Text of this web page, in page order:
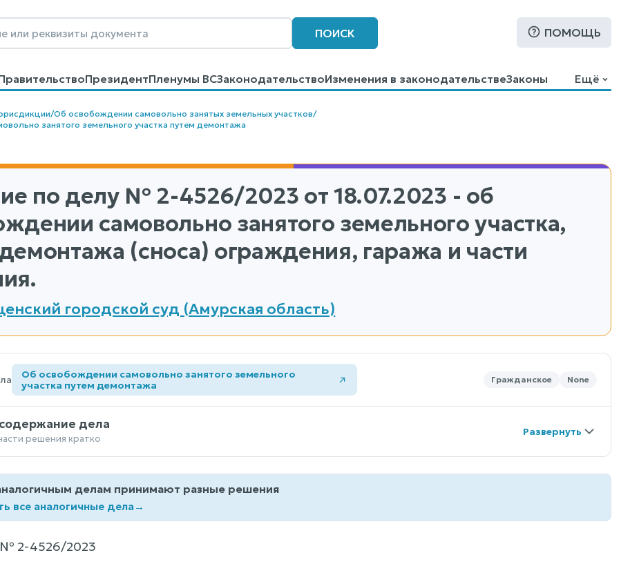
ПОИСК ПОМОЩЬ
ПрезидентПленумы ВСЗаконодательствоИзменения в законодательствеЗаконы
КонтактыПомощьПоиск
Ещё
/Об освобождении самовольно занятых земельных участков/
занятого земельного участка путем демонтажа
по делу № 2-4526/2023 от 18.07.2023 - об
самовольно занятого земельного участка,
(сноса) ограждения, гаража и части
городской суд (Амурская область)
Об освобождении самовольно занятого земельного
участка путем демонтажа
Гражданское None
дела
решения кратко
делам принимают разные решения
все аналогичные дела→
№ 2-4526/2023